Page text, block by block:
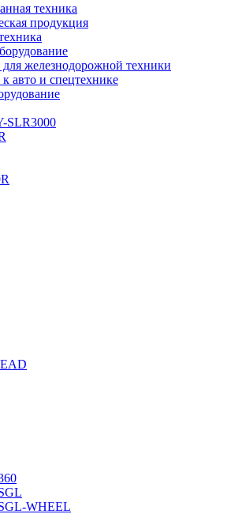
техника
продукция
для железнодорожной техники
авто и спецтехнике
SLR3000
WHEEL